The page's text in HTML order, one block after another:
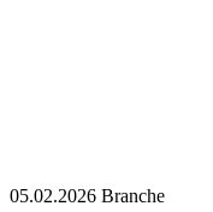
05.02.2026 Branche